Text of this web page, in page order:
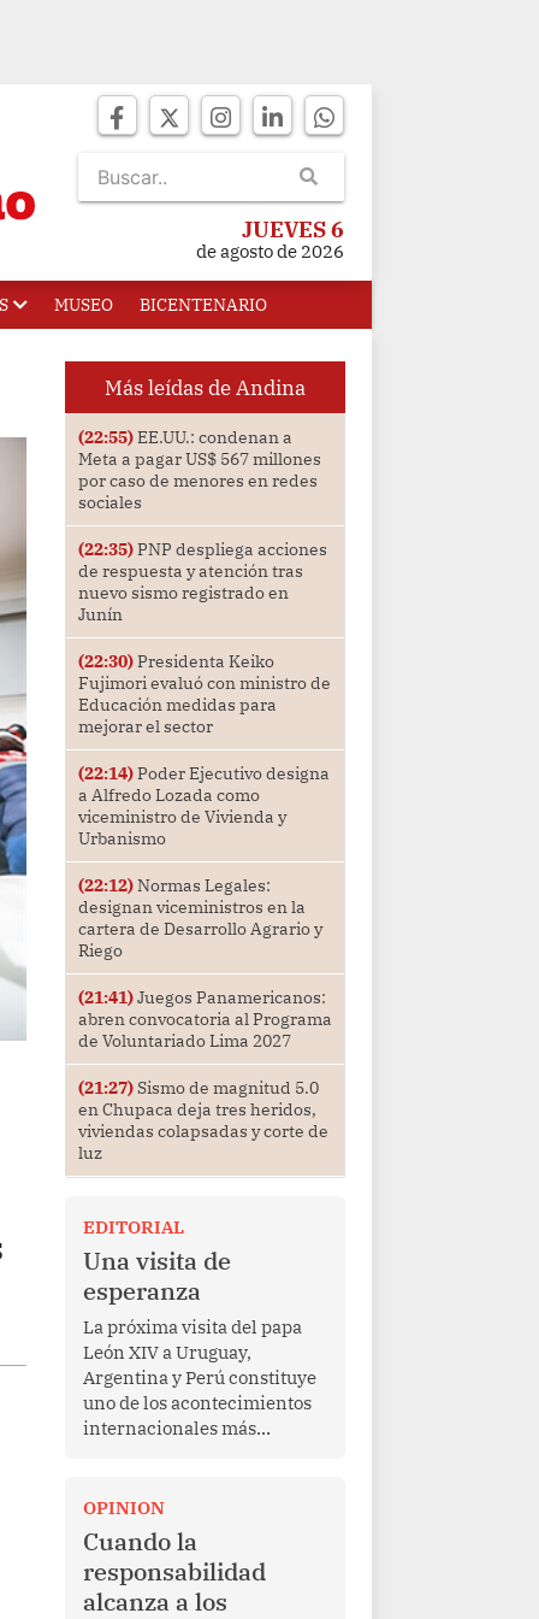
JUEVES 6
de agosto de 2026
MUSEO BICENTENARIO
Más leídas de Andina
(22:55)EE.UU.: condenan a
Meta a pagar US$ 567 millones
por caso de menores en redes
sociales
(22:35)PNP despliega acciones
de respuesta y atención tras
nuevo sismo registrado en
Junín
(22:30)Presidenta Keiko
Fujimori evaluó con ministro de
Educación medidas para
mejorar el sector
(22:14)Poder Ejecutivo designa
a Alfredo Lozada como
viceministro de Vivienda y
Urbanismo
(22:12)Normas Legales:
designan viceministros en la
cartera de Desarrollo Agrario y
Riego
(21:41)Juegos Panamericanos:
abren convocatoria al Programa
de Voluntariado Lima 2027
(21:27)Sismo de magnitud 5.0
en Chupaca deja tres heridos,
viviendas colapsadas y corte de
luz
EDITORIAL
Una visita de
esperanza
La próxima visita del papa
León XIV a Uruguay,
Argentina y Perú constituye
uno de los acontecimientos
internacionales más
Más allá de su dimensión
religiosa, esta gira
representa una oportunidad
para reafirmar el valor del
diálogo, fortalecer los
OPINION
Cuando la
responsabilidad
alcanza a los